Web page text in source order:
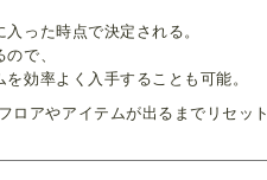
った時点で決定される。
で、
効率よく入手することも可能。
アやアイテムが出るまでリセッ